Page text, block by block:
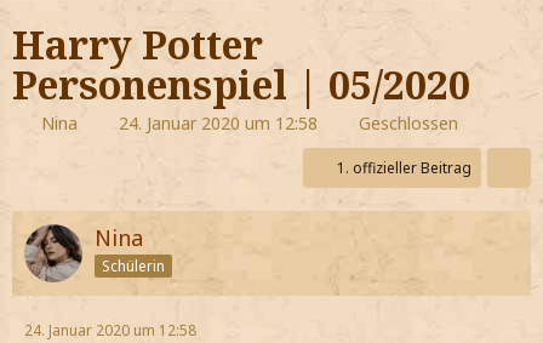
Hogwarts
Zauberwelt
Willkommen
Jetzt Fanclub-Mitglied werden!
Harry Potter
Personenspiel | 05/2020
Nina 24. Januar 2020 um 12:58 Geschlossen
1. offizieller Beitrag
Nina
Schülerin
24. Januar 2020 um 12:58